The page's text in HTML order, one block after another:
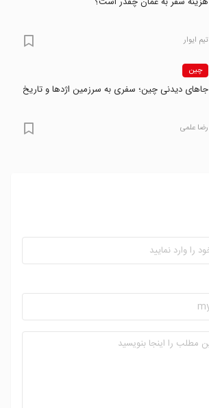
تیم ایوار
چین
جاهای دیدنی چین؛ سفری به سرزمین اژدها و تاریخ
رضا علمی